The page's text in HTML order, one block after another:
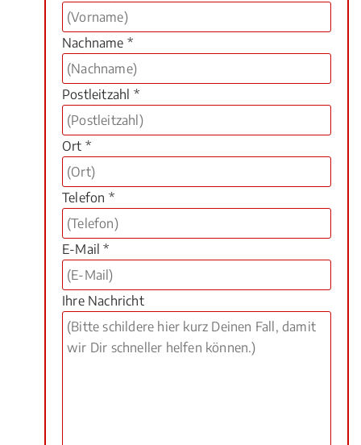
Nachname *
Postleitzahl *
Ort *
Telefon *
E-Mail *
Ihre Nachricht